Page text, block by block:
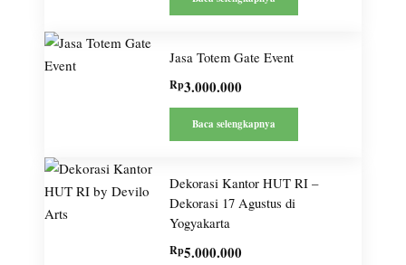
Jasa Totem Gate Event
Rp3.000.000
Baca selengkapnya
Dekorasi Kantor HUT RI –
Dekorasi 17 Agustus di
Yogyakarta
Rp5.000.000